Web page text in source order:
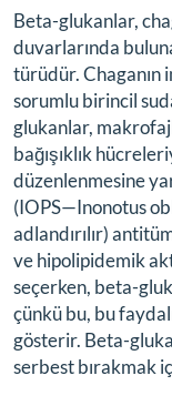
Beta-glukanlar,
duvarlarında
türüdür.
sorumlu birincil
glukanlar,
bağışıklık
düzenlenmesine
(IOPS—Inonotus
adlandırılır)
ve hipolipidemik
seçerken, beta-
çünkü bu, bu
gösterir. Beta-
serbest bırakmak